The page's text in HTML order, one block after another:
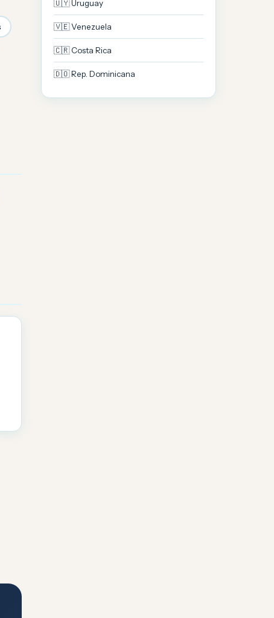
🇺🇾 Uruguay
🇻🇪 Venezuela
🇨🇷 Costa Rica
🇩🇴 Rep. Dominicana